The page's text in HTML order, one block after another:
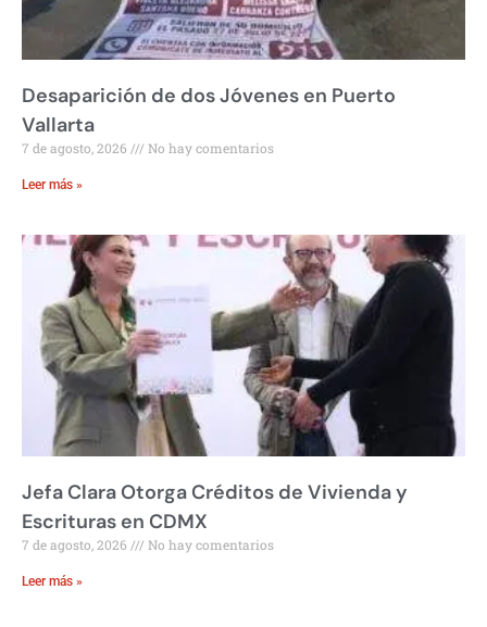
Desaparición de dos Jóvenes en Puerto
Vallarta
7 de agosto, 2026 No hay comentarios
Leer más »
Jefa Clara Otorga Créditos de Vivienda y
Escrituras en CDMX
7 de agosto, 2026 No hay comentarios
Leer más »